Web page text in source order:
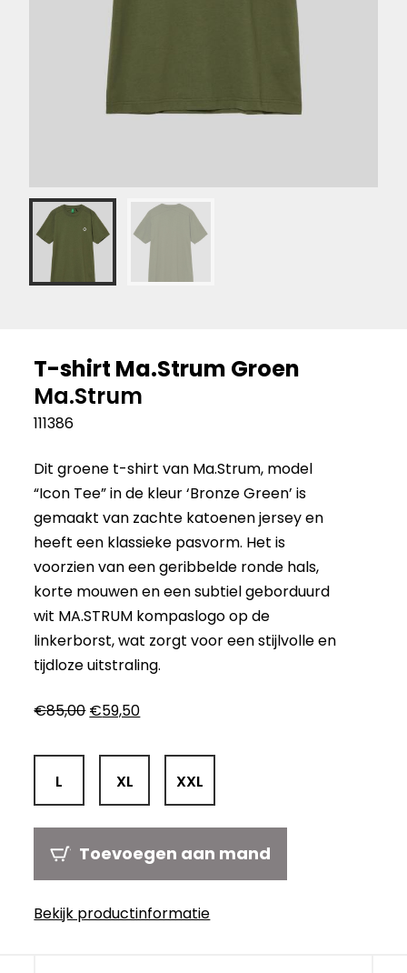
T-shirt Ma.Strum Groen
Ma.Strum
111386
Dit groene t-shirt van Ma.Strum, model
“Icon Tee” in de kleur ‘Bronze Green’ is
gemaakt van zachte katoenen jersey en
heeft een klassieke pasvorm. Het is
voorzien van een geribbelde ronde hals,
korte mouwen en een subtiel geborduurd
wit MA.STRUM kompaslogo op de
linkerborst, wat zorgt voor een stijlvolle en
tijdloze uitstraling.
€85,00 Oorspronkelijke
was:
€85,00.
€59,50Huidige
is:
€59,50.
L XL XXL
Toevoegen aan mand
Bekijk productinformatie